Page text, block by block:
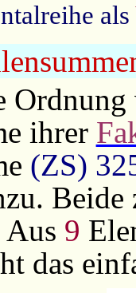
als
ihrer
(ZS)
Beide
Aus 9
das